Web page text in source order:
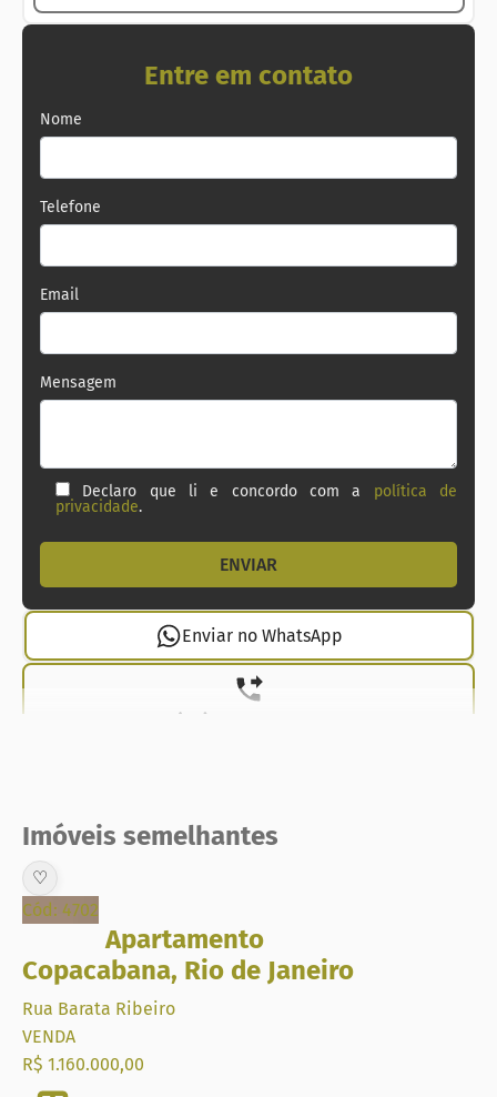
Entre em contato
Nome
Telefone
Email
Mensagem
Declaro que li e concordo com a política de
privacidade.
Enviar no WhatsApp
(21) 99737-1912
Imóveis semelhantes
♡
Cód: 4702
Apartamento
Copacabana, Rio de Janeiro
Rua Barata Ribeiro
VENDA
R$ 1.160.000,00